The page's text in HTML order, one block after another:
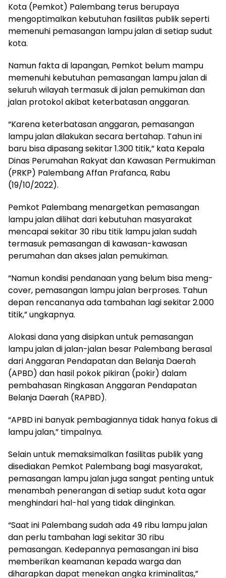
Kota (Pemkot) Palembang terus berupaya
mengoptimalkan kebutuhan fasilitas publik seperti
memenuhi pemasangan lampu jalan di setiap sudut
kota.
Namun fakta di lapangan, Pemkot belum mampu
memenuhi kebutuhan pemasangan lampu jalan di
seluruh wilayah termasuk di jalan pemukiman dan
jalan protokol akibat keterbatasan anggaran.
“Karena keterbatasan anggaran, pemasangan
lampu jalan dilakukan secara bertahap. Tahun ini
baru bisa dipasang sekitar 1.300 titik,” kata Kepala
Dinas Perumahan Rakyat dan Kawasan Permukiman
(PRKP) Palembang Affan Prafanca, Rabu
(19/10/2022).
Pemkot Palembang menargetkan pemasangan
lampu jalan dilihat dari kebutuhan masyarakat
mencapai sekitar 30 ribu titik lampu jalan sudah
termasuk pemasangan di kawasan-kawasan
perumahan dan akses jalan pemukiman.
“Namun kondisi pendanaan yang belum bisa meng-
cover, pemasangan lampu jalan berproses. Tahun
depan rencananya ada tambahan lagi sekitar 2.000
titik,” ungkapnya.
Alokasi dana yang disipkan untuk pemasangan
lampu jalan di jalan-jalan besar Palembang berasal
dari Anggaran Pendapatan dan Belanja Daerah
(APBD) dan hasil pokok pikiran (pokir) dalam
pembahasan Ringkasan Anggaran Pendapatan
Belanja Daerah (RAPBD).
“APBD ini banyak pembagiannya tidak hanya fokus di
lampu jalan,” timpalnya.
Selain untuk memaksimalkan fasilitas publik yang
disediakan Pemkot Palembang bagi masyarakat,
pemasangan lampu jalan juga sangat penting untuk
menambah penerangan di setiap sudut kota agar
menghindari hal-hal yang tidak diinginkan.
“Saat ini Palembang sudah ada 49 ribu lampu jalan
dan perlu tambahan lagi sekitar 30 ribu
pemasangan. Kedepannya pemasangan ini bisa
memberikan keamanan kepada warga dan
diharapkan dapat menekan angka kriminalitas,”